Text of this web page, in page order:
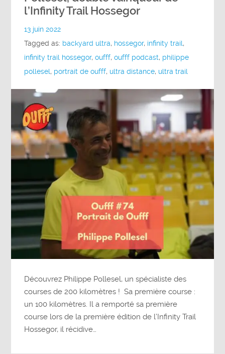
l’Infinity Trail Hossegor
13 juin 2022
Tagged as: backyard ultra, hossegor, infinity trail,
infinity trail hossegor,oufff,oufff podcast, philippe
pollesel, portrait de oufff, ultra distance, ultra trail
Découvrez Philippe Pollesel, un spécialiste des
courses de 200 kilomètres ! Sa première course :
un 100 kilomètres. Il a remporté sa première
course lors de la première édition de l’Infinity Trail
Hossegor, il récidive…